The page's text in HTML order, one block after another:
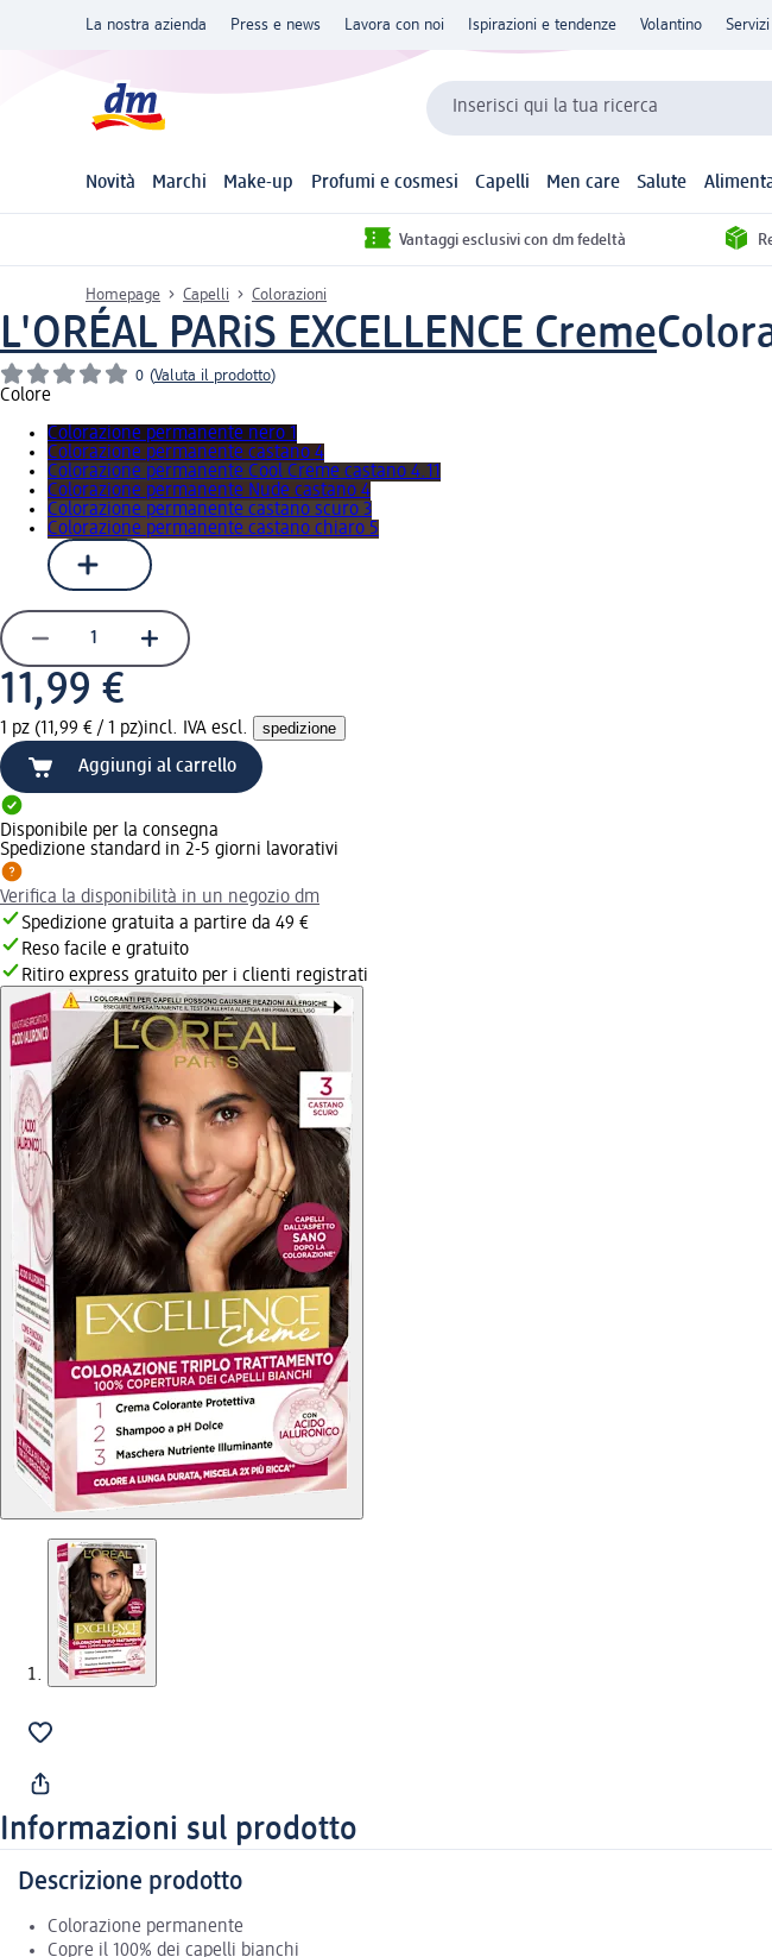
La nostra azienda Press e news Lavora con noi Ispirazioni e tendenze Volantino Servizi
Inserisci qui la tua ricerca
Novità Marchi Make-up Profumi e cosmesi Capelli Men care Salute
Vantaggi esclusivi con dm fedeltà
Homepage Capelli Colorazioni
L'ORÉAL PARiS EXCELLENCE Creme
0 (Valuta il prodotto)
Colore
Colorazione permanente nero 1
Colorazione permanente castano 4
Colorazione permanente Cool Creme castano 4.11
Colorazione permanente Nude castano 4
Colorazione permanente castano scuro 3
Colorazione permanente castano chiaro 5
11,99 €
1 pz (11,99 € / 1 pz)incl. IVA escl. spedizione
Aggiungi al carrello
Disponibile per la consegna
Spedizione standard in 2-5 giorni lavorativi
Verifica la disponibilità in un negozio dm
Spedizione gratuita a partire da 49 €
Reso facile e gratuito
Ritiro express gratuito per i clienti registrati
Informazioni sul prodotto
Descrizione prodotto
Colorazione permanente
Copre il 100% dei capelli bianchi